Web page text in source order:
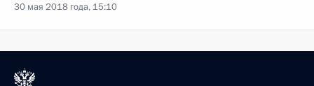
30 мая 2018 года, 15:10